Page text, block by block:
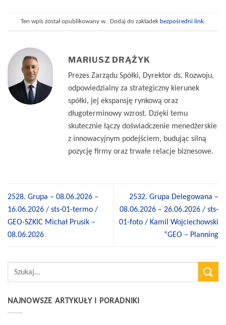
Ten wpis został opublikowany w . Dodaj do zakładek bezpośredni link
MARIUSZ DRĄŻYK
Prezes Zarządu Spółki, Dyrektor ds. Rozwoju,
odpowiedzialny za strategiczny kierunek
spółki, jej ekspansję rynkową oraz
długoterminowy wzrost. Dzięki temu
skutecznie łączy doświadczenie menedżerskie
z innowacyjnym podejściem, budując silną
pozycję firmy oraz trwałe relacje biznesowe.
2528. Grupa – 08.06.2026 –
16.06.2026 / sts-01-termo /
GEO-SZKIC Michał Prusik –
08.06.2026
2532. Grupa Delegowana –
08.06.2026 – 26.06.2026 / sts-
01-foto / Kamil Wojciechowski
“GEO – Planning
NAJNOWSZE ARTYKUŁY I PORADNIKI